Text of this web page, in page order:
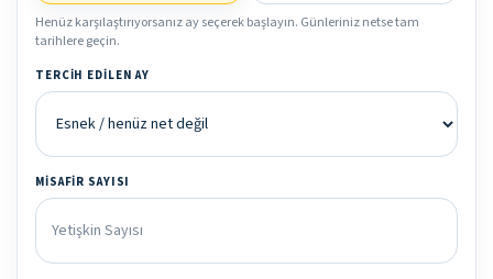
Henüz karşılaştırıyorsanız ay seçerek başlayın. Günleriniz netse tam
tarihlere geçin.
TERCIH EDILEN AY
MISAFIR SAYISI